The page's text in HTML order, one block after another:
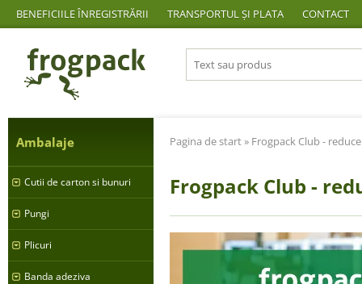
BENEFICIILE ÎNREGISTRĂRII TRANSPORTUL ȘI PLATA CONTACT
Ambalaje
Cutii de carton si bunuri
Pungi
Plicuri
Banda adeziva
Pagina de start» Frogpack Club -
Frogpack Club -